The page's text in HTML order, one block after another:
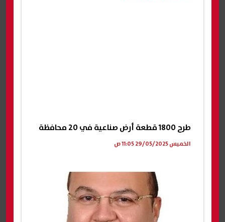
طرح 1800 قطعة أرض صناعية في 20 محافظة
الخميس 29/05/2025 11:05 ص